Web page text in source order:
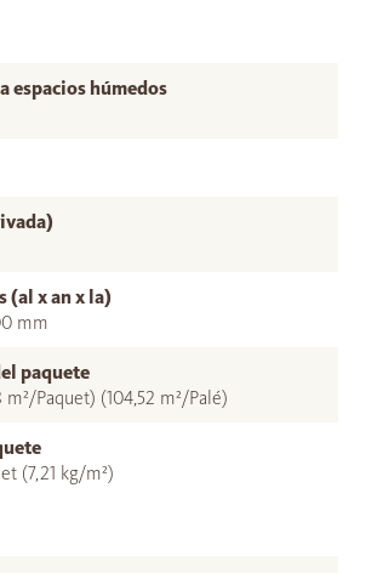
espacios húmedos
(al x an x la)
mm
paquete
m²/Paquet) (104,52 m²/Palé)
(7,21 kg/m²)